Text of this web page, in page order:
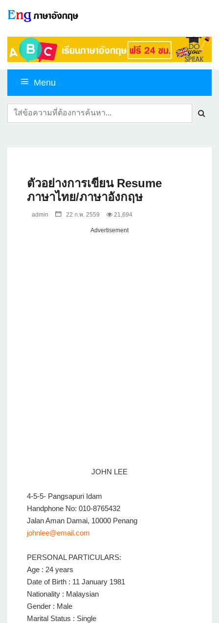
Menu
ตัวอย่างการเขียน Resume
ภาษาไทย/ภาษาอังกฤษ
admin 22 ก.พ. 2559 21,694
Advertisement
JOHN LEE
4-5-5- Pangsapuri Idam
Handphone No: 010-8765432
Jalan Aman Damai, 10000 Penang
johnlee@email.com
PERSONAL PARTICULARS:
Age : 24 years
Date of Birth : 11 January 1981
Nationality : Malaysian
Gender : Male
Marital Status : Single